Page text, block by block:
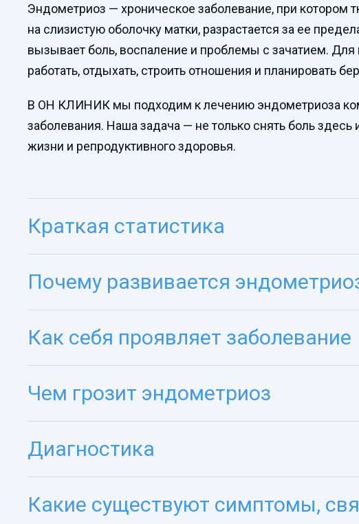
Эндометриоз — хроническое заболевание, при котором
на слизистую оболочку матки, разрастается за ее
вызывает боль, воспаление и проблемы с зачатием.
работать, отдыхать, строить отношения и планировать
В ОН КЛИНИК мы подходим к лечению эндометриоза
заболевания. Наша задача — не только снять боль
жизни и репродуктивного здоровья.
Краткая статистика
Почему развивается
Как себя проявляет заболевание
Чем грозит эндометриоз
Диагностика
Какие существуют симптомы,